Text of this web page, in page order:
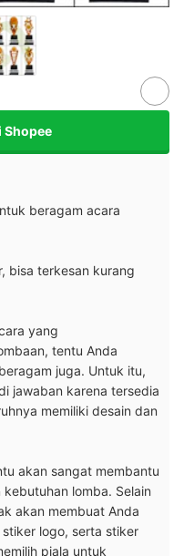
Shopee
beragam acara
bisa terkesan kurang
yang
tentu Anda
juga. Untuk itu,
jawaban karena tersedia
memiliki desain dan
akan sangat membantu
lomba. Selain
akan membuat Anda
logo, serta stiker
piala untuk